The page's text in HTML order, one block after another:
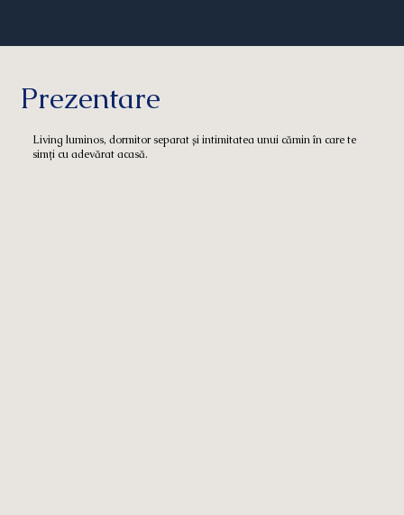
Prezentare
Living luminos, dormitor separat și intimitatea unui cămin în care te
simți cu adevărat acasă.